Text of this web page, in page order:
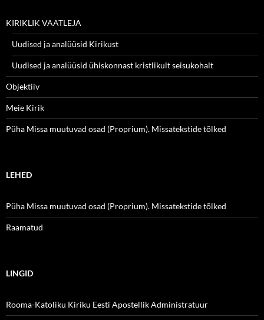
KIRIKLIK VAATLEJA
Uudised ja analüüsid Kirikust
Uudised ja analüüsid ühiskonnast kristlikult seisukohalt
Objektiiv
Meie Kirik
Püha Missa muutuvad osad (Proprium). Missatekstide tõlked
LEHED
Püha Missa muutuvad osad (Proprium). Missatekstide tõlked
Raamatud
LINGID
Rooma-Katoliku Kiriku Eesti Apostellik Administratuur